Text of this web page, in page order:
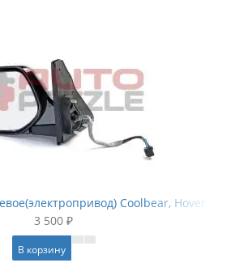
Coolbear, Hover M2
3 500 ₽
В корзину